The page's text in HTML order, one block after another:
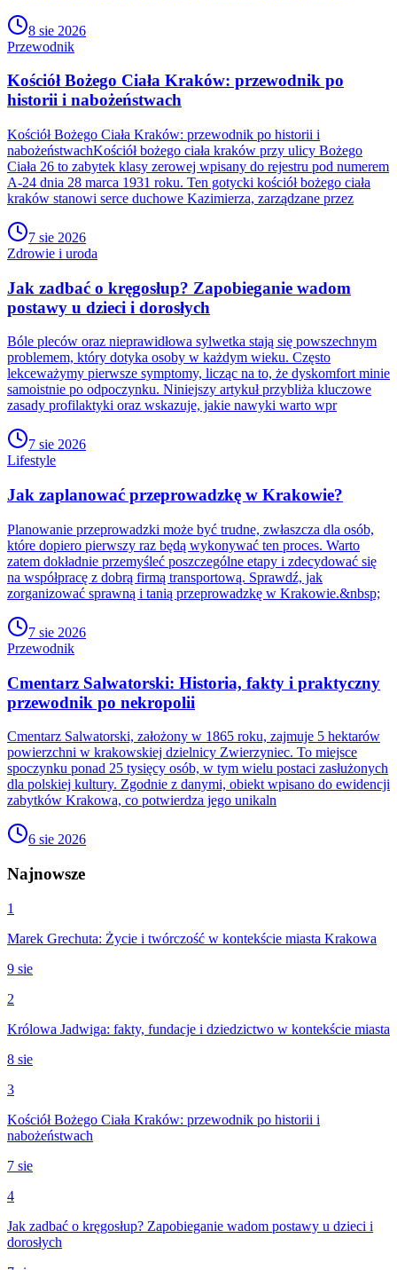
8 sie 2026
Przewodnik
Kościół Bożego Ciała Kraków: przewodnik po
historii i nabożeństwach
Kościół Bożego Ciała Kraków: przewodnik po historii i
nabożeństwachKościół bożego ciała kraków przy ulicy Bożego
Ciała 26 to zabytek klasy zerowej wpisany do rejestru pod numerem
A-24 dnia 28 marca 1931 roku. Ten gotycki kościół bożego ciała
kraków stanowi serce duchowe Kazimierza, zarządzane przez
7 sie 2026
Zdrowie i uroda
Jak zadbać o kręgosłup? Zapobieganie wadom
postawy u dzieci i dorosłych
Bóle pleców oraz nieprawidłowa sylwetka stają się powszechnym
problemem, który dotyka osoby w każdym wieku. Często
lekceważymy pierwsze symptomy, licząc na to, że dyskomfort minie
samoistnie po odpoczynku. Niniejszy artykuł przybliża kluczowe
zasady profilaktyki oraz wskazuje, jakie nawyki warto wpr
7 sie 2026
Lifestyle
Jak zaplanować przeprowadzkę w Krakowie?
Planowanie przeprowadzki może być trudne, zwłaszcza dla osób,
które dopiero pierwszy raz będą wykonywać ten proces. Warto
zatem dokładnie przemyśleć poszczególne etapy i zdecydować się
na współpracę z dobrą firmą transportową. Sprawdź, jak
zorganizować sprawną i tanią przeprowadzkę w Krakowie.&nbsp;
7 sie 2026
Przewodnik
Cmentarz Salwatorski: Historia, fakty i praktyczny
przewodnik po nekropolii
Cmentarz Salwatorski, założony w 1865 roku, zajmuje 5 hektarów
powierzchni w krakowskiej dzielnicy Zwierzyniec. To miejsce
spoczynku ponad 25 tysięcy osób, w tym wielu postaci zasłużonych
dla polskiej kultury. Zgodnie z danymi, obiekt wpisano do ewidencji
zabytków Krakowa, co potwierdza jego unikaln
6 sie 2026
Najnowsze
1
Marek Grechuta: Życie i twórczość w kontekście miasta Krakowa
9 sie
2
Królowa Jadwiga: fakty, fundacje i dziedzictwo w kontekście miasta
8 sie
3
Kościół Bożego Ciała Kraków: przewodnik po historii i
nabożeństwach
7 sie
4
Jak zadbać o kręgosłup? Zapobieganie wadom postawy u dzieci i
dorosłych